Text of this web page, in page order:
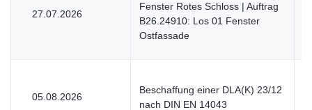
27.07.2026
Fenster Rotes Schloss | Auftrag
B26.24910: Los 01 Fenster
Ostfassade
05.08.2026
Beschaffung einer DLA(K) 23/12
nach DIN EN 14043